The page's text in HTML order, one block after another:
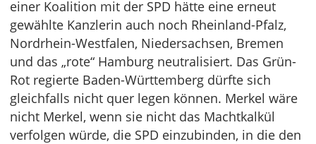
einer Koalition mit der SPD hätte eine erneut
gewählte Kanzlerin auch noch Rheinland-Pfalz,
Nordrhein-Westfalen, Niedersachsen, Bremen
und das „rote“ Hamburg neutralisiert. Das Grün-
Rot regierte Baden-Württemberg dürfte sich
gleichfalls nicht quer legen können. Merkel wäre
nicht Merkel, wenn sie nicht das Machtkalkül
verfolgen würde, die SPD einzubinden, in die den